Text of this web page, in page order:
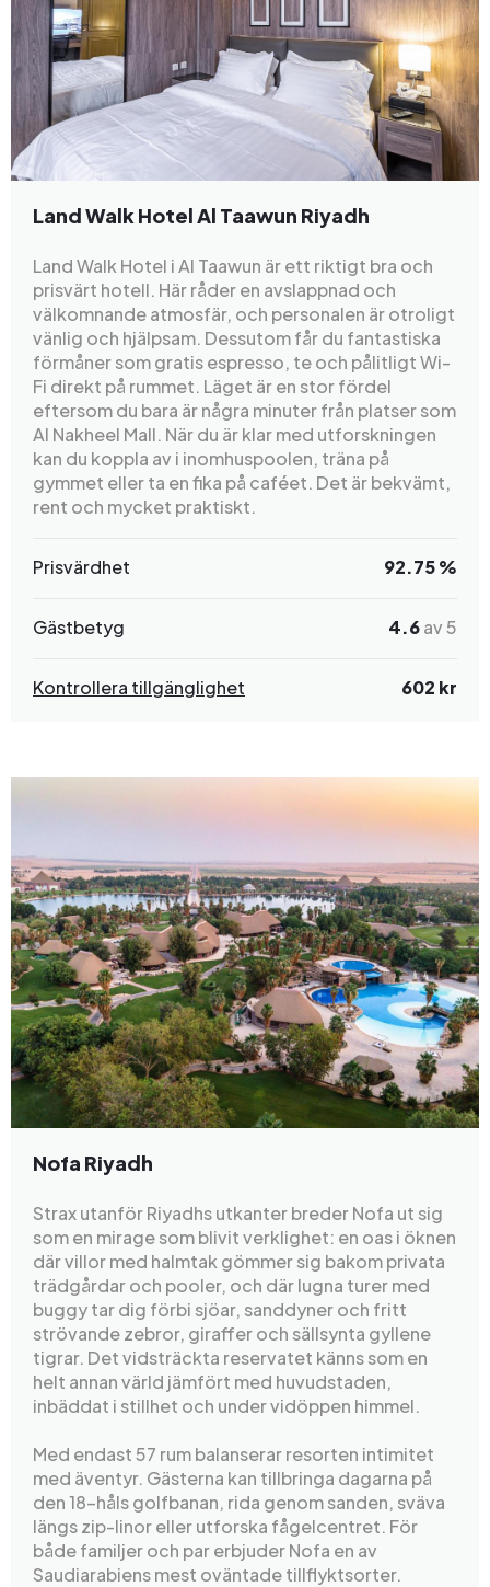
Land Walk Hotel Al Taawun Riyadh
Land Walk Hotel i Al Taawun är ett riktigt bra och
prisvärt hotell. Här råder en avslappnad och
välkomnande atmosfär, och personalen är otroligt
vänlig och hjälpsam. Dessutom får du fantastiska
förmåner som gratis espresso, te och pålitligt Wi-
Fi direkt på rummet. Läget är en stor fördel
eftersom du bara är några minuter från platser som
Al Nakheel Mall. När du är klar med utforskningen
kan du koppla av i inomhuspoolen, träna på
gymmet eller ta en fika på caféet. Det är bekvämt,
rent och mycket praktiskt.
Prisvärdhet 92.75 %
Gästbetyg 4.6av 5
Kontrollera tillgänglighet 602 kr
Nofa Riyadh
Strax utanför Riyadhs utkanter breder Nofa ut sig
som en mirage som blivit verklighet: en oas i öknen
där villor med halmtak gömmer sig bakom privata
trädgårdar och pooler, och där lugna turer med
buggy tar dig förbi sjöar, sanddyner och fritt
strövande zebror, giraffer och sällsynta gyllene
tigrar. Det vidsträckta reservatet känns som en
helt annan värld jämfört med huvudstaden,
inbäddat i stillhet och under vidöppen himmel.
Med endast 57 rum balanserar resorten intimitet
med äventyr. Gästerna kan tillbringa dagarna på
den 18-håls golfbanan, rida genom sanden, sväva
längs zip-linor eller utforska fågelcentret. För
både familjer och par erbjuder Nofa en av
Saudiarabiens mest oväntade tillflyktsorter.